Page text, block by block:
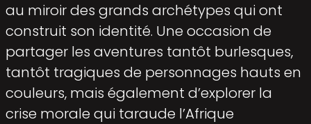
au miroir des grands archétypes qui ont
construit son identité. Une occasion de
partager les aventures tantôt burlesques,
tantôt tragiques de personnages hauts en
cou­leurs, mais également d’explorer la
crise morale qui taraude l’Afrique